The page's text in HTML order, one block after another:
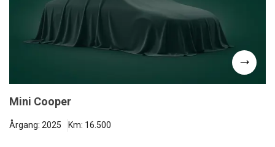
Mini Cooper
Årgang: 2025 Km: 16.500